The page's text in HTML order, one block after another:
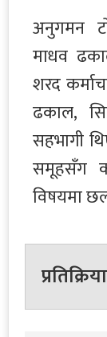
अनुगमन
माधव
शरद
ढकाल,
सहभागी
समूहसँग
विषयमा